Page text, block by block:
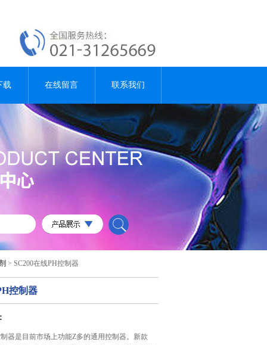
载 在线留言 联系我们
> SC200在线PH控制器
控制器
器是目前市场上功能Z多的通用控制器。新款